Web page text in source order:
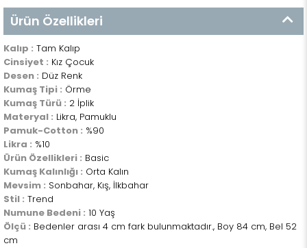
Ürün Özellikleri
Kalıp : Tam Kalıp
Cinsiyet : Kız Çocuk
Desen : Düz Renk
Kumaş Tipi : Örme
Kumaş Türü : 2 İplik
Materyal : Likra, Pamuklu
Pamuk-Cotton : %90
Likra : %10
Ürün Özellikleri : Basic
Kumaş Kalınlığı : Orta Kalın
Mevsim : Sonbahar, Kış, İlkbahar
Stil : Trend
Numune Bedeni : 10 Yaş
Ölçü : Bedenler arası 4 cm fark bulunmaktadır., Boy 84 cm, Bel 52
cm